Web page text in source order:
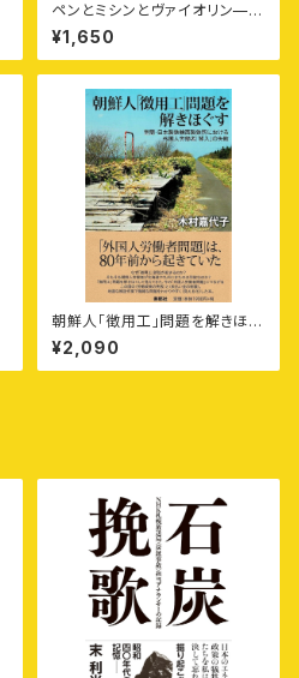
ペンとミシンとヴァイオリン——
アフガン難民の抵抗と民主化へ
の道
¥1,650
朝鮮人「徴用工」問題を解きほぐ
す——室蘭・日本製鉄輪西製鉄
所における外国人労働者「移
入」の失敗
¥2,090